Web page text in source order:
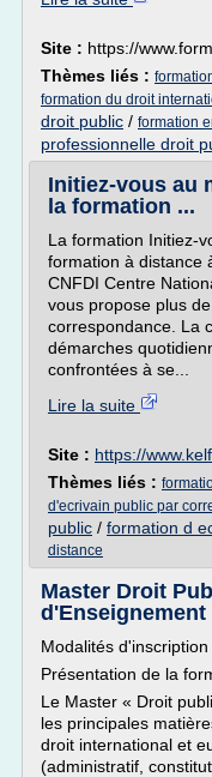
Site : https://
Thèmes liés :
formation du droit
droit public / formation
professionnelle droit
Initiez-vous au
la formation ...
La formation Initiez-
formation à distance
CNFDI Centre
vous propose plus
correspondance. La
démarches
confrontées à se...
Lire la suite
Site : https://
Thèmes liés :
d'ecrivain public par
public / formation d
distance
Master Droit
d'Enseignement
Modalités d'inscription
Présentation de la
Le Master « Droit
les principales
droit international et
(administratif,